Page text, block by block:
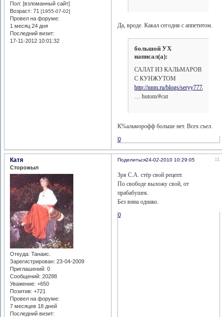
Пол: [взломанный сайт]
Возраст: 71[1955-07-02]
Провел на форуме:
1 месяц 24 дня
Последний визит:
17-11-2012 10:01:32
Да, вроде. Какал сегодня с аппетитом.
большой УХ
написал(а):
САЛАТ ИЗ КАЛЬМАРОВ
С КУНЖУТОМ
http://nnm.ru/blogs/seryy777/
… hutom/#cut
К%альморофф больше нет. Всех съел.
0
Поделиться 11
24-02-2010 10:29:05
Катя
Сторожыл
Откуда: Танаис.
Зарегистрирован: 23-04-2009
Приглашений: 0
Сообщений: 20288
Уважение: +650
Позитив: +721
Провел на форуме:
7 месяцев 18 дней
Последний визит:
Зря С.А. стёр свой рецепт.
По свободе выложу свой, от
прабабушек.
Без вина однако.
0